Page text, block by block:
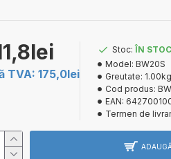
TVA: 175,0lei
Stoc: ÎN STOC
Model: BW20S
Greutate: 1.00kg
Cod produs:
EAN:
Termen de